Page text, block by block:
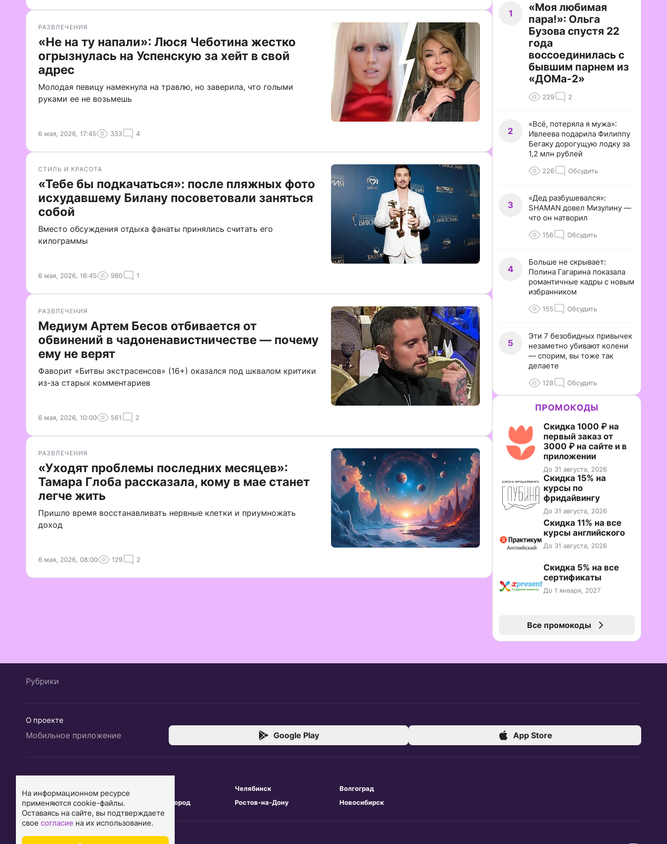
РАЗВЛЕЧЕНИЯ
«Не на ту напали»: Люся Чеботина жестко
огрызнулась на Успенскую за хейт в свой
адрес
Молодая певицу намекнула на травлю, но заверила, что голыми
руками ее не возьмешь
6 мая, 2026, 17:45 333 4
СТИЛЬ И КРАСОТА
«Тебе бы подкачаться»: после пляжных фото
исхудавшему Билану посоветовали заняться
собой
Вместо обсуждения отдыха фанаты принялись считать его
килограммы
6 мая, 2026, 16:45 980 1
РАЗВЛЕЧЕНИЯ
Медиум Артем Бесов отбивается от
обвинений в чадоненавистничестве — почему
ему не верят
Фаворит «Битвы экстрасенсов» (16+) оказался под шквалом критики
из-за старых комментариев
6 мая, 2026, 10:00 561 2
РАЗВЛЕЧЕНИЯ
«Уходят проблемы последних месяцев»:
Тамара Глоба рассказала, кому в мае станет
легче жить
Пришло время восстанавливать нервные клетки и приумножать
доход
6 мая, 2026, 08:00 129 2
1
«Моя любимая
пара!»: Ольга
Бузова спустя 22
года
воссоединилась с
бывшим парнем из
«ДОМа-2»
229 2
2
«Всё, потеряла я мужа»:
Ивлеева подарила Филиппу
Бегаку дорогущую лодку за
1,2 млн рублей
226 Обсудить
3
«Дед разбушевался»:
SHAMAN довел Мизулину —
что он натворил
156 Обсудить
4
Больше не скрывает:
Полина Гагарина показала
романтичные кадры с новым
избранником
155 Обсудить
5
Эти 7 безобидных привычек
незаметно убивают колени
— спорим, вы тоже так
делаете
128 Обсудить
ПРОМОКОДЫ
Скидка 1000 ₽ на
первый заказ от
3000 ₽ на сайте и в
приложении
До 31 августа, 2026
Скидка 15% на
курсы по
фридайвингу
До 31 августа, 2026
Скидка 11% на все
курсы английского
До 31 августа, 2026
Скидка 5% на все
сертификаты
До 1 января, 2027
Все промокоды
Рубрики
О проекте
Мобильное приложение Google Play App Store
Тюмень
Нижний Новгород
Челябинск
Ростов-на-Дону
Волгоград
Новосибирск
На информационном ресурсе
применяются cookie-файлы.
Оставаясь на сайте, вы подтверждаете
свое согласие на их использование.